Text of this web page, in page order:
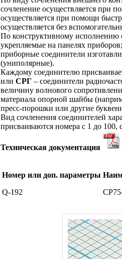
сочленение осуществляется при
осуществляется при помощи
осуществляется без
По конструктивному исполнению
укрепляемые на панелях
приборные соединители
(униполярные).
Каждому соединителю
или СРГ – соединители
величину волнового
материала опорной шайбы
пресс-порошки или другие
Вид сочленения соединителей
присваиваются номера с 1 до
Техническая документация
Номер или доп. параметры
Q-192